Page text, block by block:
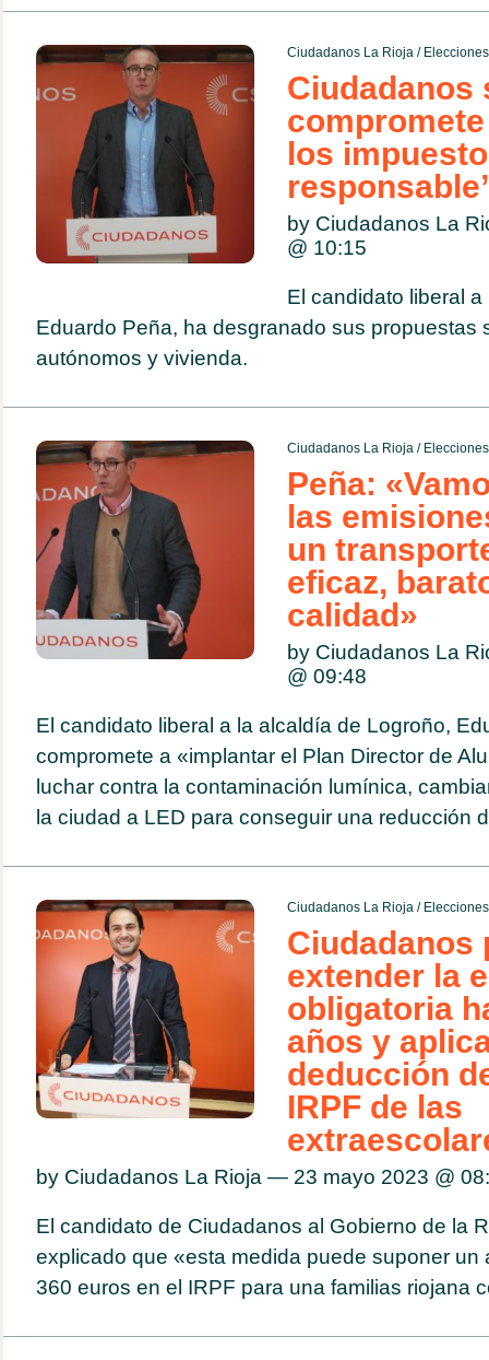
Ciudadanos La Rioja/
Ciudadanos
los
by Ciudadanos La
@ 10:15
El candidato liberal
Eduardo Peña, ha desgranado sus propuestas
autónomos y vivienda.
Ciudadanos La Rioja/
Peña:
las
un
eficaz,
calidad»
by Ciudadanos La
@ 09:48
El candidato liberal a la alcaldía de Logroño,
compromete a «implantar el Plan Director de
luchar contra la contaminación lumínica,
la ciudad a LED para conseguir una reducción
Ciudadanos La Rioja/
Ciudadanos
extender la
obligatoria
años y
deducción
IRPF de las
by Ciudadanos La Rioja — 23 mayo 2023 @
El candidato de Ciudadanos al Gobierno de la
explicado que «esta medida puede suponer un
360 euros en el IRPF para una familias